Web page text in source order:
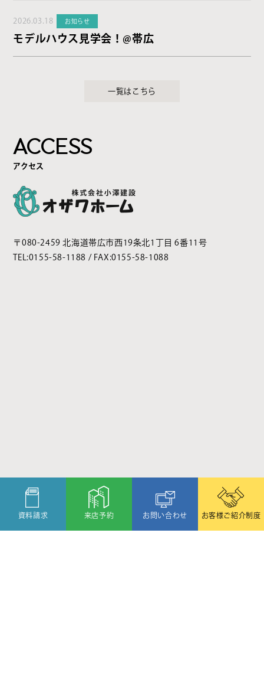
資料請求 来店予約 お問い合わせ お客様ご紹介制度
2026.03.18 お知らせ
モデルハウス見学会！@帯広
一覧はこちら
ACCESS
アクセス
〒080-2459 北海道帯広市西19条北1丁目 6番11号
TEL:0155-58-1188 / FAX:0155-58-1088